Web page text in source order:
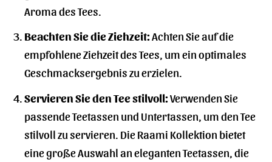
Aroma des Tees.
Beachten Sie die Ziehzeit:Achten Sie auf die
empfohlene Ziehzeit des Tees, um ein optimales
Geschmacksergebnis zu erzielen.
Servieren Sie den Tee stilvoll:Verwenden Sie
passende Teetassen und Untertassen, um den Tee
stilvoll zu servieren. Die Raami Kollektion bietet
eine große Auswahl an eleganten Teetassen, die